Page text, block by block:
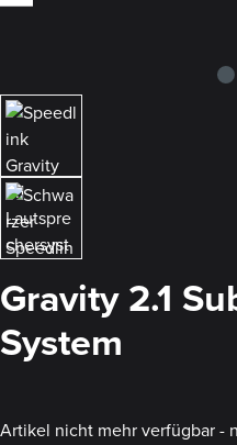
Gravity 2.1
System
Artikel nicht mehr verfügbar -